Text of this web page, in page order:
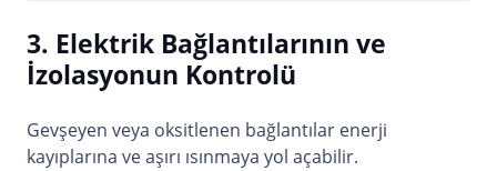
3. Elektrik Bağlantılarının ve
İzolasyonun Kontrolü
Gevşeyen veya oksitlenen bağlantılar enerji
kayıplarına ve aşırı ısınmaya yol açabilir.